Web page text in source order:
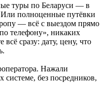
туры по Беларуси — в
полноценные путёвки
— всё с выездом прямо
телефону», никаких
сразу: дату, цену, что
Нажали
без посредников,